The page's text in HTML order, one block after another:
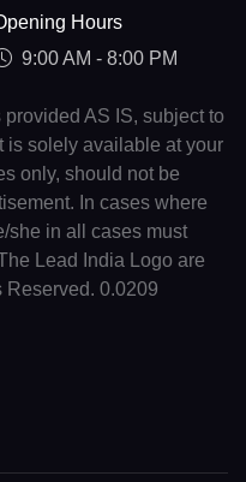
Hours
9:00 AM - 8:00 PM
provided AS IS, subject to
is solely available at your
only, should not be
In cases where
she in all cases must
Lead India Logo are
Reserved. 0.0209